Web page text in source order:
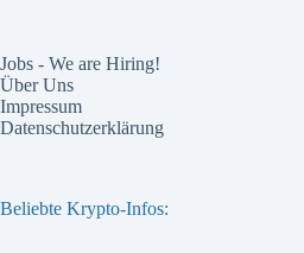
Jobs - We are Hiring!
Über Uns
Impressum
Datenschutzerklärung
Beliebte Krypto-Infos: